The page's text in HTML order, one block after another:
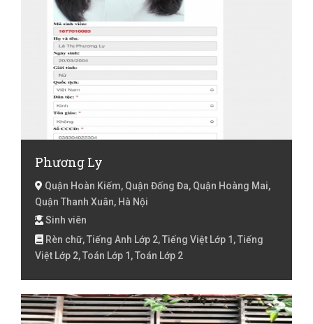
Phương Ly
Quận Hoàn Kiếm, Quận Đống Đa, Quận Hoàng Mai,
Quận Thanh Xuân, Hà Nội
Sinh viên
Rèn chữ, Tiếng Anh Lớp 2, Tiếng Việt Lớp 1, Tiếng
Việt Lớp 2, Toán Lớp 1, Toán Lớp 2